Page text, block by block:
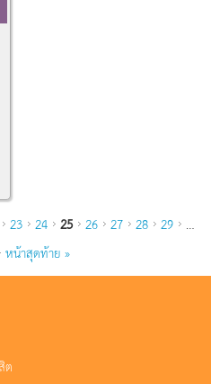
23 24 25 26 27 28 29
…
หน้าสุดท้าย »
ต